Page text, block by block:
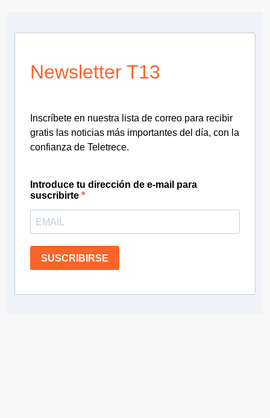
Newsletter T13
Inscríbete en nuestra lista de correo para recibir
gratis las noticias más importantes del día, con la
confianza de Teletrece.
Introduce tu dirección de e-mail para
suscribirte
SUSCRIBIRSE